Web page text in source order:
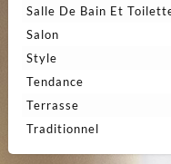
Salle De Bain Et
Salon
Style
Tendance
Terrasse
Traditionnel